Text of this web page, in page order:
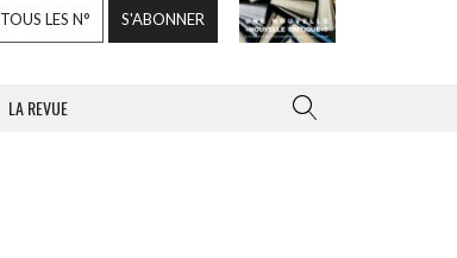
TOUS LES N° S'ABONNER
LA REVUE